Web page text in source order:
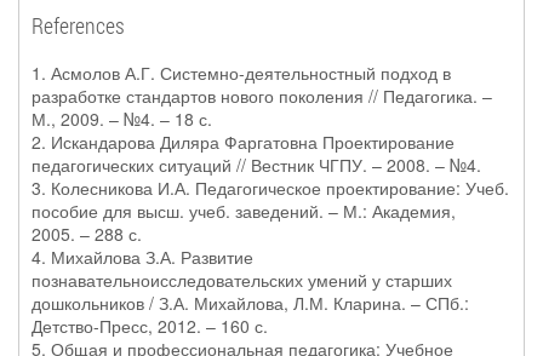
References
1. Асмолов А.Г. Системно-деятельностный подход в
разработке стандартов нового поколения // Педагогика. –
М., 2009. – №4. – 18 с.
2. Искандарова Диляра Фаргатовна Проектирование
педагогических ситуаций // Вестник ЧГПУ. – 2008. – №4.
3. Колесникова И.А. Педагогическое проектирование: Учеб.
пособие для высш. учеб. заведений. – М.: Академия,
2005. – 288 с.
4. Михайлова З.А. Развитие
познавательноисследовательских умений у старших
дошкольников / З.А. Михайлова, Л.М. Кларина. – СПб.:
Детство-Пресс, 2012. – 160 с.
5. Общая и профессиональная педагогика: Учебное